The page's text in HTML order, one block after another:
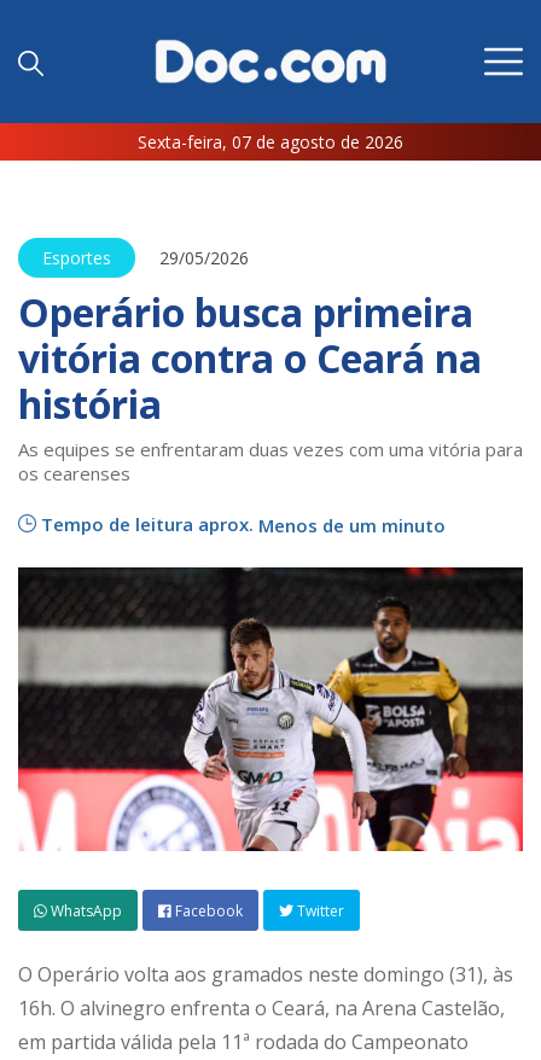
Sexta-feira, 07 de agosto de 2026
Esportes 29/05/2026
Operário busca primeira
vitória contra o Ceará na
história
As equipes se enfrentaram duas vezes com uma vitória para
os cearenses
Tempo de leitura aprox. Menos de um minuto
WhatsApp Facebook Twitter
O Operário volta aos gramados neste domingo (31), às
16h. O alvinegro enfrenta o Ceará, na Arena Castelão,
em partida válida pela 11ª rodada do Campeonato